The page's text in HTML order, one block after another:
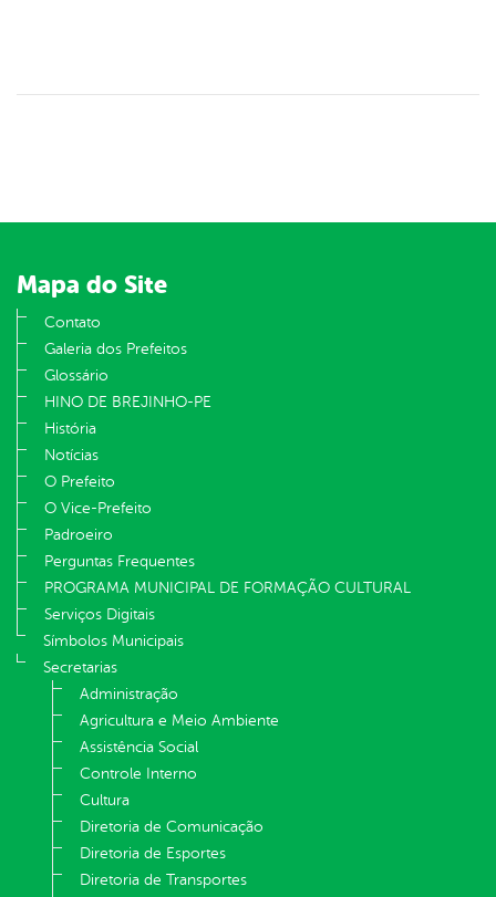
Mapa do Site
Contato
Galeria dos Prefeitos
Glossário
HINO DE BREJINHO-PE
História
Notícias
O Prefeito
O Vice-Prefeito
Padroeiro
Perguntas Frequentes
PROGRAMA MUNICIPAL DE FORMAÇÃO CULTURAL
Serviços Digitais
Símbolos Municipais
Secretarias
Administração
Agricultura e Meio Ambiente
Assistência Social
Controle Interno
Cultura
Diretoria de Comunicação
Diretoria de Esportes
Diretoria de Transportes